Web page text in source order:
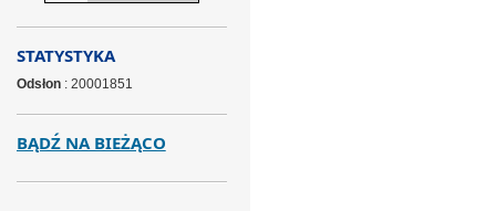
STATYSTYKA
Odsłon: 20001851
BĄDŹ NA BIEŻĄCO